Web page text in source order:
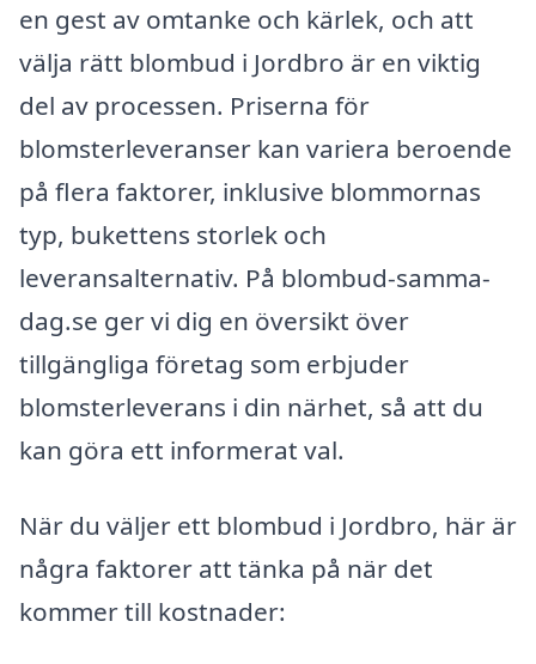
en gest av omtanke och kärlek, och att
välja rätt blombud i Jordbro är en viktig
del av processen. Priserna för
blomsterleveranser kan variera beroende
på flera faktorer, inklusive blommornas
typ, bukettens storlek och
leveransalternativ. På blombud-samma-
dag.se ger vi dig en översikt över
tillgängliga företag som erbjuder
blomsterleverans i din närhet, så att du
kan göra ett informerat val.
När du väljer ett blombud i Jordbro, här är
några faktorer att tänka på när det
kommer till kostnader: